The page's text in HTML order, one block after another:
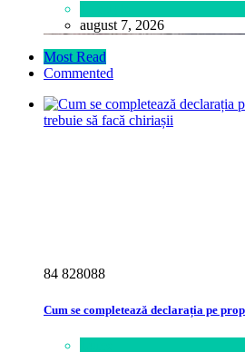
august 7, 2026
O destinație spectaculoasă din Grecia,
Călătorie,Lume
august 7, 2026
Most Read
Commented
84 828088
Cum se completează declarația pe